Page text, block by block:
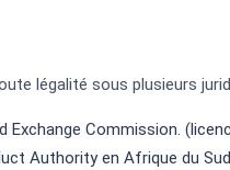
légalité sous plusieurs
Exchange Commission.
Authority en Afrique du